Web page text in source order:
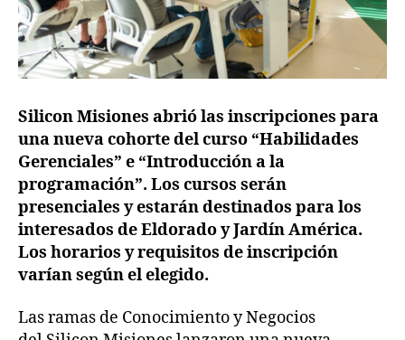
Silicon Misiones abrió las inscripciones para
una nueva cohorte del curso “Habilidades
Gerenciales” e “Introducción a la
programación”. Los cursos serán
presenciales y estarán destinados para los
interesados de Eldorado y Jardín América.
Los horarios y requisitos de inscripción
varían según el elegido.
Las ramas de Conocimiento y Negocios